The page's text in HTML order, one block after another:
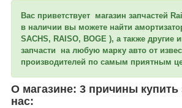
Вас приветствует магазин запчастей
в наличии вы можете найти
SACHS, RAISO, BOGE ), а также другие
запчасти на любую марку авто от
производителей по самым приятным
О магазине: 3 причины купить
нас: